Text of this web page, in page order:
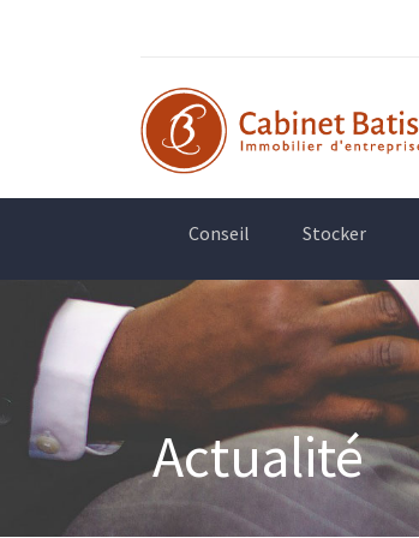
Conseil Stocker
Actualité